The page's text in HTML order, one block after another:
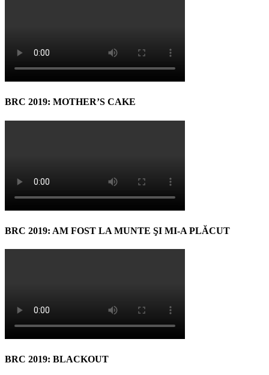
BRC 2019: MOTHER’S CAKE
BRC 2019: AM FOST LA MUNTE ŞI MI-A PLĂCUT
BRC 2019: BLACKOUT